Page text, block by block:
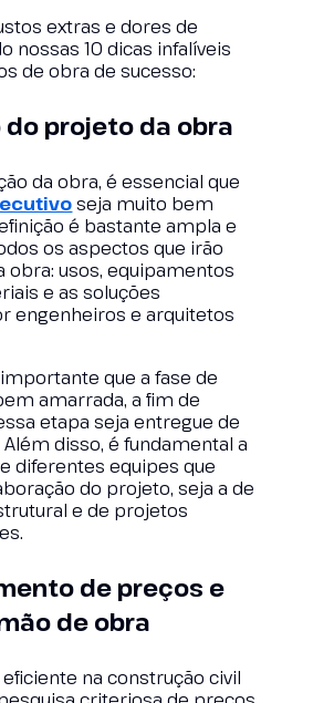
extras e dores de
nossas 10 dicas infalíveis
de obra de sucesso:
do projeto da obra
da obra, é essencial que
seja muito bem
é bastante ampla e
os aspectos que irão
obra: usos, equipamentos
e as soluções
engenheiros e arquitetos
que a fase de
amarrada, a fim de
etapa seja entregue de
disso, é fundamental a
diferentes equipes que
do projeto, seja a de
e de projetos
de preços e
de obra
na construção civil